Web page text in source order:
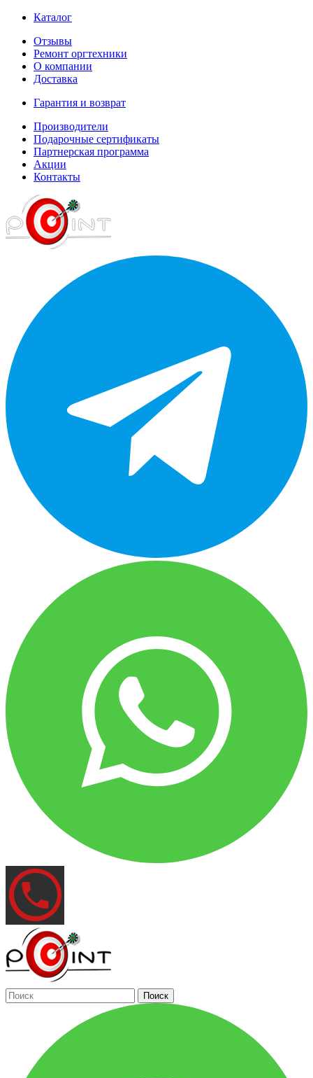
Каталог
Отзывы
Ремонт оргтехники
О компании
Доставка
Гарантия и возврат
Производители
Подарочные сертификаты
Партнерская программа
Акции
Контакты
Поиск